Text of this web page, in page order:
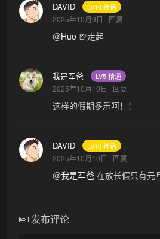
DAVID LV10 神话
2025年10月9日 回复
@Huo 🍺走起
我是军爸 LV5 精通
2025年10月10日 回复
这样的假期多乐呵！！
DAVID LV10 神话
2025年10月10日 回复
@我是军爸 在放长假只有元
发布评论